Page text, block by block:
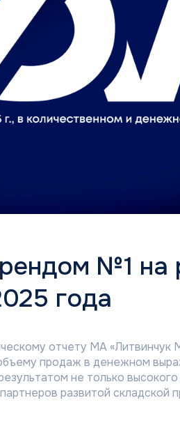
№1 на
года
отчету МА «Литвинчук
продаж в денежном
не только
развитой складской